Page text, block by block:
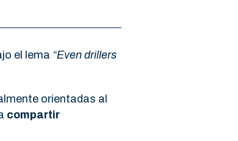
el lema “Even drillers
orientadas al
compartir